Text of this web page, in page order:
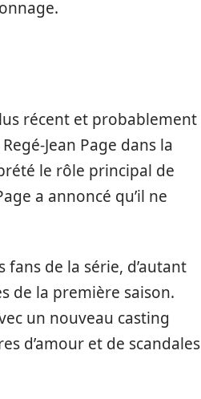
récent et probablement
Jean Page dans la
le rôle principal de
a annoncé qu’il ne
de la série, d’autant
de la première saison.
un nouveau casting
d’amour et de scandales